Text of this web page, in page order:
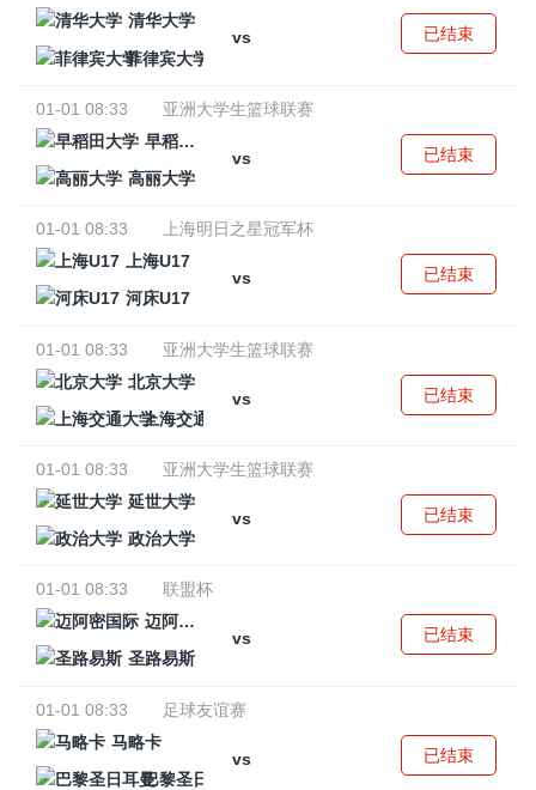
清华大学
vs
菲律宾大学
已结束
01-01 08:33
亚洲大学生篮球联赛
早稻田大学
vs
高丽大学
已结束
01-01 08:33
上海明日之星冠军杯
上海U17
vs
河床U17
已结束
01-01 08:33
亚洲大学生篮球联赛
北京大学
vs
上海交通大学
已结束
01-01 08:33
亚洲大学生篮球联赛
延世大学
vs
政治大学
已结束
01-01 08:33
联盟杯
迈阿密国际
vs
圣路易斯
已结束
01-01 08:33
足球友谊赛
马略卡
vs
巴黎圣日耳曼
已结束